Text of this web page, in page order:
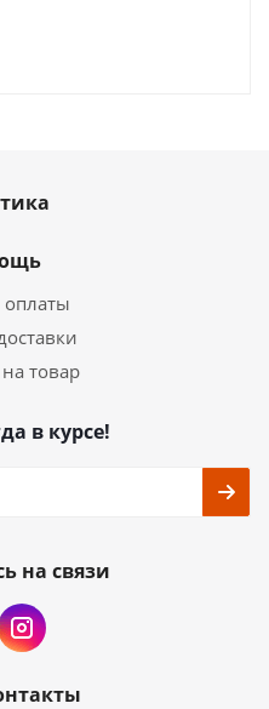
оплаты
товар
в курсе!
на связи